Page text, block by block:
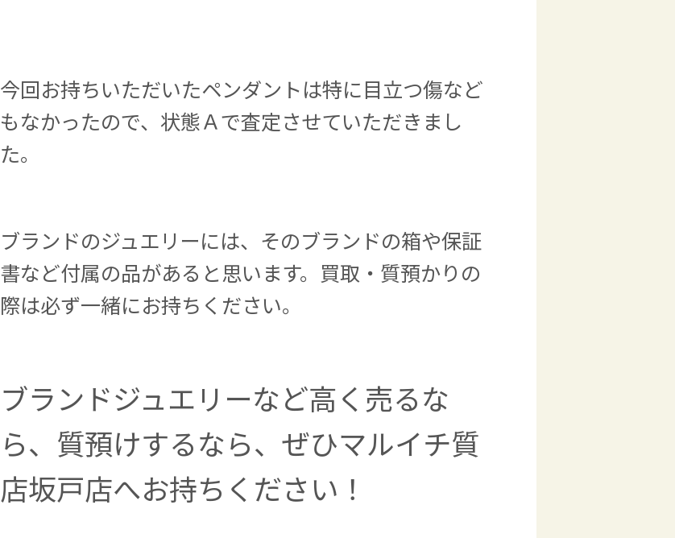
今回お持ちいただいたペンダントは特に目立つ傷など
もなかったので、状態Ａで査定させていただきまし
た。
ブランドのジュエリーには、そのブランドの箱や保証
書など付属の品があると思います。買取・質預かりの
際は必ず一緒にお持ちください。
ブランドジュエリーなど高く売るな
ら、質預けするなら、ぜひマルイチ質
店坂戸店へお持ちください！